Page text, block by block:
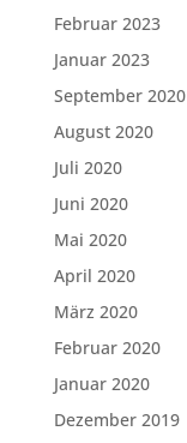
Februar 2023
Januar 2023
September 2020
August 2020
Juli 2020
Juni 2020
Mai 2020
April 2020
März 2020
Februar 2020
Januar 2020
Dezember 2019